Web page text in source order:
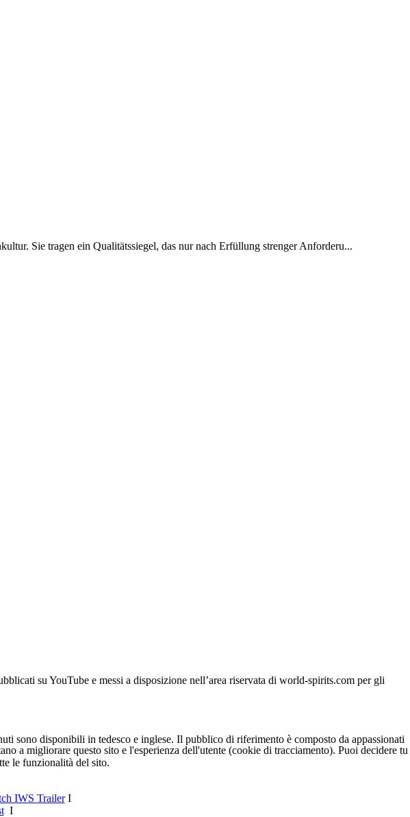
Sie tragen ein Qualitätssiegel, das nur nach Erfüllung strenger Anforderu...
su YouTube e messi a disposizione nell’area riservata di world-spirits.com per gli
sono disponibili in tedesco e inglese. Il pubblico di riferimento è composto da appassionati
IWS TrailerI
I
a migliorare questo sito e l'esperienza dell'utente (cookie di tracciamento). Puoi decidere tu
le funzionalità del sito.